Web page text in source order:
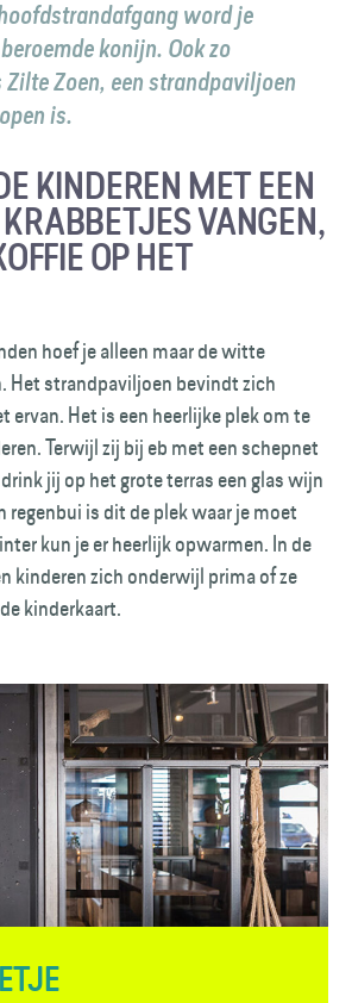
word je
konijn. Ook zo
Zoen, een strandpaviljoen
is.
KINDEREN MET EEN
VANGEN,
OP HET
hoef je alleen maar de witte
Het strandpaviljoen bevindt zich
ervan. Het is een heerlijke plek om te
Terwijl zij bij eb met een schepnet
jij op het grote terras een glas wijn
regenbui is dit de plek waar je moet
kun je er heerlijk opwarmen. In de
kinderen zich onderwijl prima of ze
kinderkaart.